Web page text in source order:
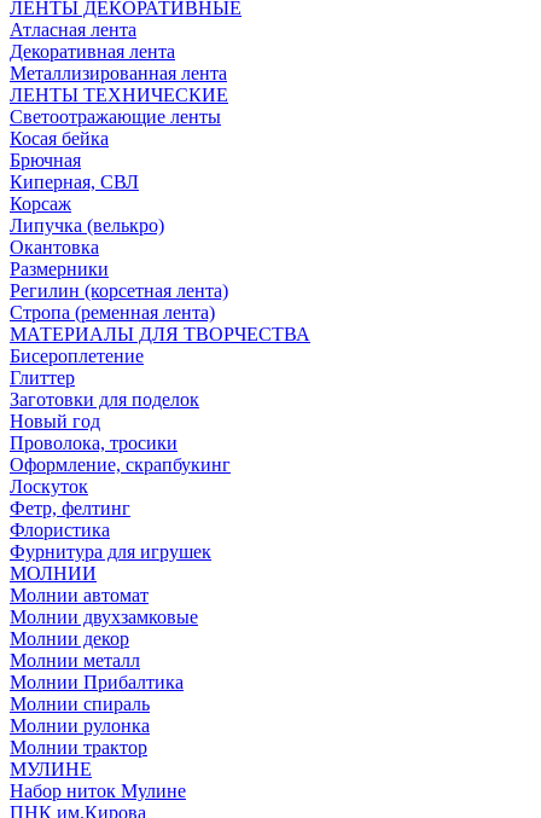
ЛЕНТЫ ДЕКОРАТИВНЫЕ
Атласная лента
Декоративная лента
Металлизированная лента
ЛЕНТЫ ТЕХНИЧЕСКИЕ
Светоотражающие ленты
Косая бейка
Брючная
Киперная, СВЛ
Корсаж
Липучка (велькро)
Окантовка
Размерники
Регилин (корсетная лента)
Стропа (ременная лента)
МАТЕРИАЛЫ ДЛЯ ТВОРЧЕСТВА
Бисероплетение
Глиттер
Заготовки для поделок
Новый год
Проволока, тросики
Оформление, скрапбукинг
Лоскуток
Фетр, фелтинг
Флористика
Фурнитура для игрушек
МОЛНИИ
Молнии автомат
Молнии двухзамковые
Молнии декор
Молнии металл
Молнии Прибалтика
Молнии спираль
Молнии рулонка
Молнии трактор
МУЛИНЕ
Набор ниток Мулине
ПНК им.Кирова